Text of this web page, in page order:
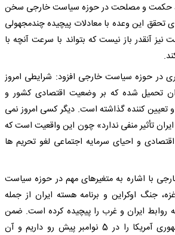
حکمت و مصلحت در حوزه سیاست خارجی سخن
تحقق این وعده با معادلات پیچیده چندمجهولی
آنقدر باز نیست که بتواند با سرعت آنچه با
در حوزه سیاست خارجی افزود: شرایطی امروز
تحمیل شده که بر وضعیت اقتصادی کشور و
تعیین کننده گذاشته است. دیگر کسی امروز نمی
تأثیر منفی ندارد» چون این واقعیت است که
و احیای سرمایه اجتماعی لغو تحریم ها
با اشاره به متغیرهای مهم در حوزه سیاست
جنگ اوکراین و برنامه هسته ایران از جمله
ایران و غرب را پیچیده کرده است. ضمن
آنکه انتخابات ریاست جمهوری آمریکا را در 5 نوامبر پیش رو داریم و آن